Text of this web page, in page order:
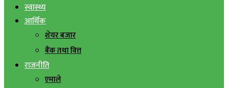
स्वास्थ्य
आर्थिक
शेयर बजार
बैंक तथा वित्त
राजनीति
एमाले